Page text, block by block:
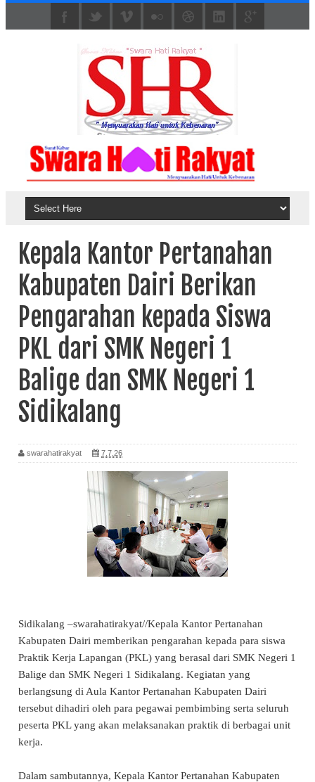
Kepala Kantor Pertanahan
Kabupaten Dairi Berikan
Pengarahan kepada Siswa
PKL dari SMK Negeri 1
Balige dan SMK Negeri 1
Sidikalang
swarahatirakyat 7.7.26
Sidikalang –swarahatirakyat//Kepala Kantor Pertanahan
Kabupaten Dairi memberikan pengarahan kepada para siswa
Praktik Kerja Lapangan (PKL) yang berasal dari SMK Negeri 1
Balige dan SMK Negeri 1 Sidikalang. Kegiatan yang
berlangsung di Aula Kantor Pertanahan Kabupaten Dairi
tersebut dihadiri oleh para pegawai pembimbing serta seluruh
peserta PKL yang akan melaksanakan praktik di berbagai unit
kerja.
Dalam sambutannya, Kepala Kantor Pertanahan Kabupaten